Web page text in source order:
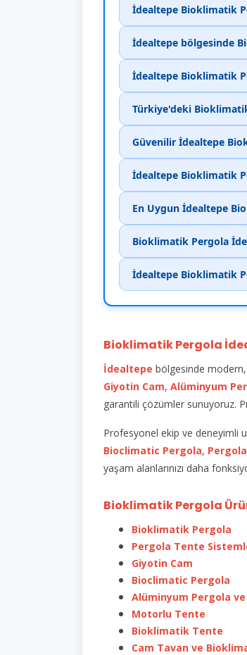
İdealtepe Bioklimatik
İdealtepe bölgesinde
İdealtepe Bioklimatik
Türkiye'deki
Güvenilir İdealtepe
İdealtepe Bioklimatik
En Uygun İdealtepe
Bioklimatik Pergola
İdealtepe Bioklimatik
Bioklimatik Pergola
İdealtepe bölgesinde
Giyotin Cam, Alüminyum
garantili çözümler sunuyoruz.
Profesyonel ekip ve deneyimli
Bioclimatic Pergola,
yaşam alanlarınızı daha
Bioklimatik Pergola
Bioklimatik Pergola
Pergola Tente
Giyotin Cam
Bioclimatic Pergola
Alüminyum Pergola
Motorlu Tente
Bioklimatik Tente
Cam Tavan ve